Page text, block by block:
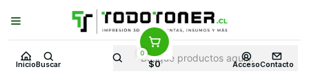
Inicio Buscar
0
$0 AccesoContacto
Puedes Elegir: Comprar enTienda· Despachoa Todo Chile · Retiro en
Tienda en24 Horas
Inicio Comparador Impresoras 3D de Filamentos FDM